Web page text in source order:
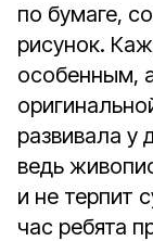
по бумаге,
рисунок.
особенным,
развивала у
ведь
и не терпит
час ребята